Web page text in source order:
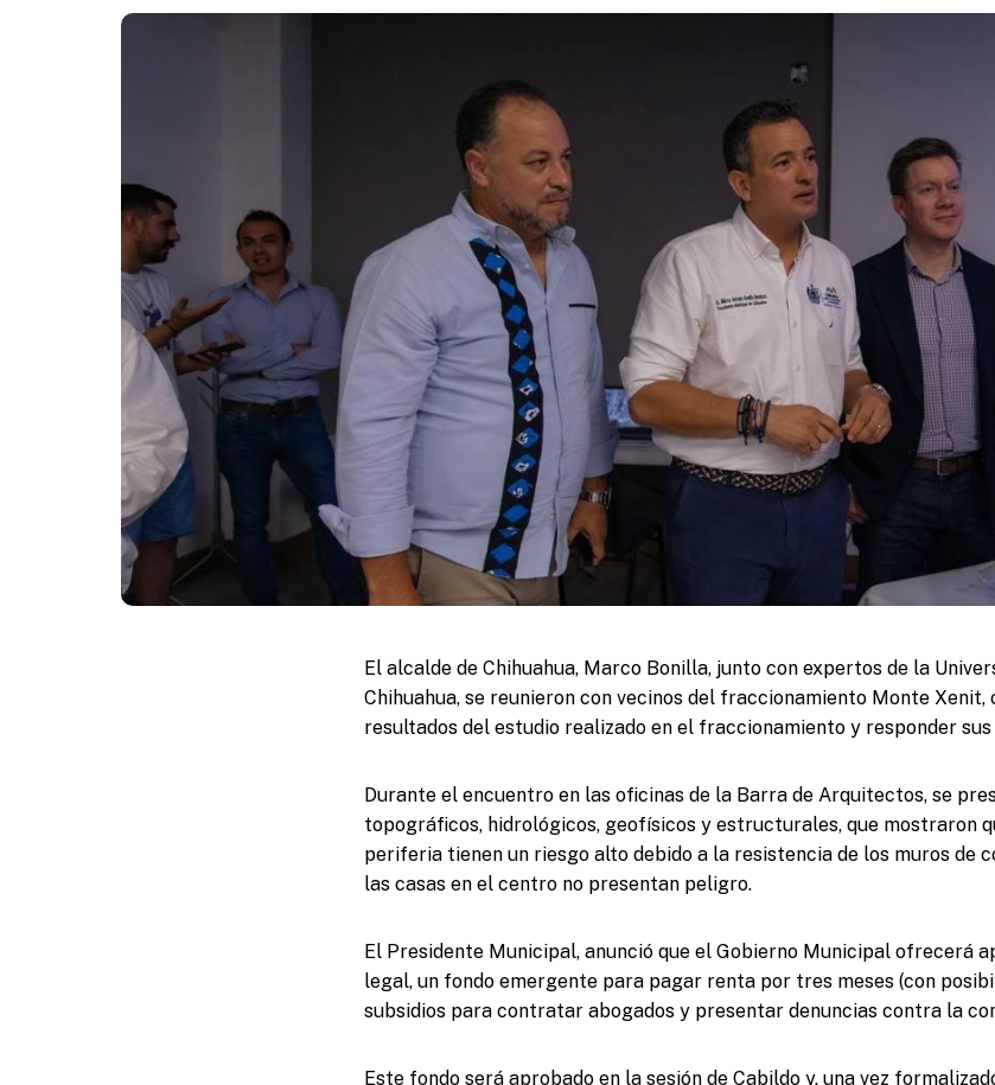
El alcalde de Chihuahua, Marco Bonilla, junto con expertos de la
Chihuahua, se reunieron con vecinos del fraccionamiento Monte
resultados del estudio realizado en el fraccionamiento y responder sus
Durante el encuentro en las oficinas de la Barra de Arquitectos, se
topográficos, hidrológicos, geofísicos y estructurales, que mostraron
periferia tienen un riesgo alto debido a la resistencia de los muros de
las casas en el centro no presentan peligro.
El Presidente Municipal, anunció que el Gobierno Municipal ofrecerá
legal, un fondo emergente para pagar renta por tres meses (con
subsidios para contratar abogados y presentar denuncias contra la
Este fondo será aprobado en la sesión de Cabildo y, una vez